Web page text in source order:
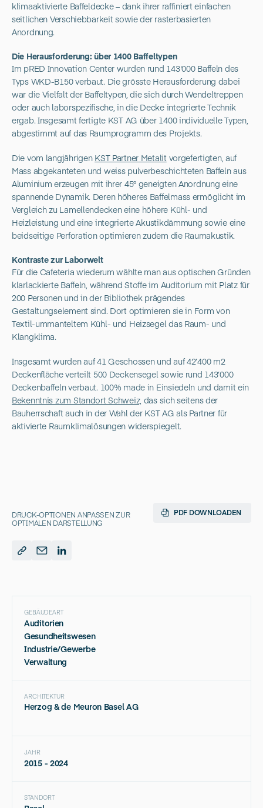
GEBÄUDEART
Auditorien
Gesundheitswesen
Industrie/Gewerbe
Verwaltung
ARCHITEKTUR
Herzog & de Meuron Basel AG
JAHR
2015 - 2024
STANDORT
klimaaktivierte Baffeldecke – dank ihrer raffiniert einfachen
seitlichen Verschiebbarkeit sowie der rasterbasierten
Anordnung.
Die Herausforderung: über 1400 Baffeltypen
Im pRED Innovation Center wurden rund 143'000 Baffeln des
Typs WKD-B150 verbaut. Die grösste Herausforderung dabei
war die Vielfalt der Baffeltypen, die sich durch Wendeltreppen
oder auch laborspezifische, in die Decke integrierte Technik
ergab. Insgesamt fertigte KST AG über 1400 individuelle Typen,
abgestimmt auf das Raumprogramm des Projekts.
Die vom langjährigen KST Partner Metalitvorgefertigten, auf
Mass abgekanteten und weiss pulverbeschichteten Baffeln aus
Aluminium erzeugen mit ihrer 45° geneigten Anordnung eine
spannende Dynamik. Deren höheres Baffelmass ermöglicht im
Vergleich zu Lamellendecken eine höhere Kühl- und
Heizleistung und eine integrierte Akustikdämmung sowie eine
beidseitige Perforation optimieren zudem die Raumakustik.
Kontraste zur Laborwelt
Für die Cafeteria wiederum wählte man aus optischen Gründen
klarlackierte Baffeln, während Stoffe im Auditorium mit Platz für
200 Personen und in der Bibliothek prägendes
Gestaltungselement sind. Dort optimieren sie in Form von
Textil-ummanteltem Kühl- und Heizsegel das Raum- und
Klangklima.
Insgesamt wurden auf 41 Geschossen und auf 42’400 m2
Deckenfläche verteilt 500 Deckensegel sowie rund 143‘000
Deckenbaffeln verbaut. 100% made in Einsiedeln und damit ein
Bekenntnis zum Standort Schweiz, das sich seitens der
Bauherrschaft auch in der Wahl der KST AG als Partner für
aktivierte Raumklimalösungen widerspiegelt.
PDF DOWNLOADEN
DRUCK-OPTIONEN ANPASSEN ZUR
OPTIMALEN DARSTELLUNG